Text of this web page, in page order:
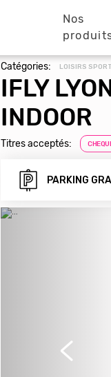
principale
Nos
Catégories: LOISIRS
IFLY
INDOOR
Titres acceptés:
PARKING
Précédent